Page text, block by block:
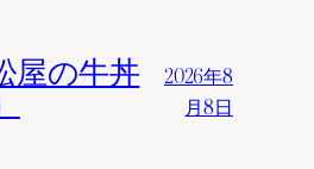
屋の牛丼
2026年8
月8日